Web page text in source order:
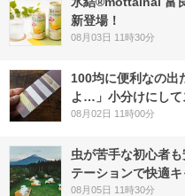
新登場！
08月03日 11時30分
100均に便利なの出
よ…」小分けにして
08月02日 11時00分
虫が苦手な初心者
テーションで快適
08月05日 11時30分